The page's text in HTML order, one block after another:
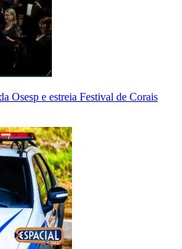
Osesp e estreia Festival de Corais